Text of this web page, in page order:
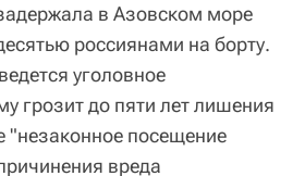
в Азовском море
россиянами на борту.
уголовное
грозит до пяти лет лишения
"незаконное посещение
вреда